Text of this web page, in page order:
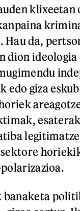
Hau da,
dion
edo giza
banaketa